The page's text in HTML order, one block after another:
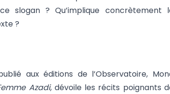
slogan ? Qu’implique concrètement
?
aux éditions de l’Observatoire,
Azadi, dévoile les récits poignants